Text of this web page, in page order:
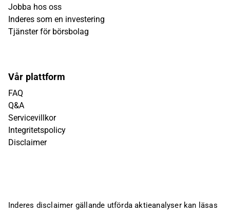
Jobba hos oss
Inderes som en investering
Tjänster för börsbolag
Vår plattform
FAQ
Q&A
Servicevillkor
Integritetspolicy
Disclaimer
Inderes disclaimer gällande utförda aktieanalyser kan läsas